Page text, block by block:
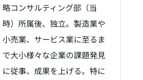
略コンサルティング部（当
時）所属後、独立。製造業や
小売業、サービス業に至るま
で大小様々な企業の課題発見
に従事、成果を上げる。特に